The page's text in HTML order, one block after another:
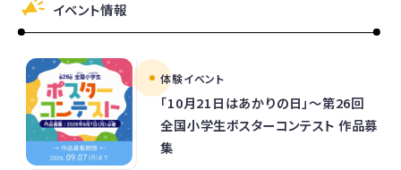
イベント情報
体験イベント
「10月21日はあかりの日」～第26回
全国小学生ポスターコンテスト 作品募
集